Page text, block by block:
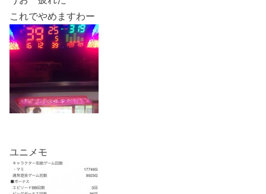
これでやめますわー
ユニメモ